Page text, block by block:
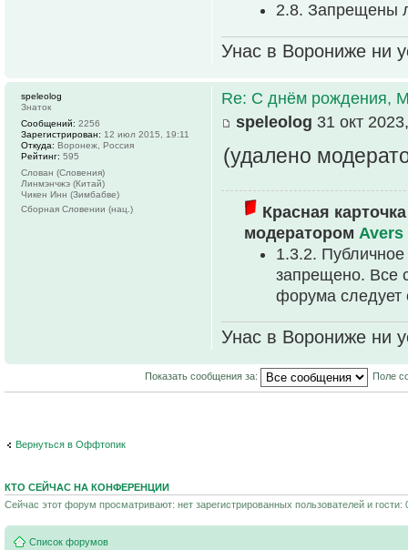
2.8. Запрещены
Унас в Ворониже ни
Re: С днём рождения,
speleolog 31 окт
(удалено
Красная
модератором Avers
1.3.2.
запрещено. Все
форума следует
Унас в Ворониже ни
speleolog
Знаток
Сообщений: 2256
Зарегистрирован: 12 июл 2015, 19:11
Откуда: Воронеж, Россия
Рейтинг: 595
Слован (Словения)
Линмэнчжэ (Китай)
Чикен Инн (Зимбабве)
Сборная Словении (нац.)
Показать сообщения за: Поле
Вернуться в Оффтопик
КТО СЕЙЧАС НА КОНФЕРЕНЦИИ
Сейчас этот форум просматривают: нет зарегистрированных пользователей и гости:
Список форумов